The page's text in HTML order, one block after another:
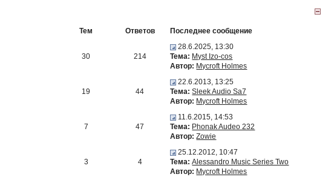
Тем Ответов Последнее сообщение
30 214
28.6.2025, 13:30
Тема: Myst Izo-cos
Автор: Mycroft Holmes
19 44
22.6.2013, 13:25
Тема: Sleek Audio Sa7
Автор: Mycroft Holmes
7 47
11.6.2015, 14:53
Тема: Phonak Audeo 232
Автор: Zowie
3 4
25.12.2012, 10:47
Тема: Alessandro Music Series Two
Автор: Mycroft Holmes